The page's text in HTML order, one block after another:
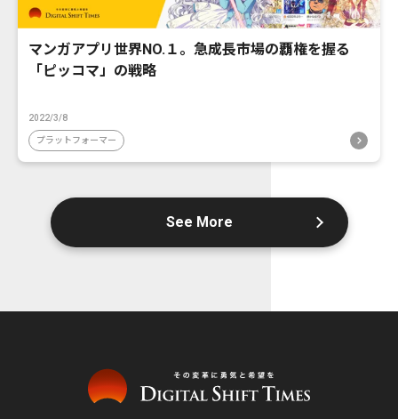
マンガアプリ世界NO.１。急成長市場の覇権を握る
「ピッコマ」の戦略
2022/3/8
プラットフォーマー
See More